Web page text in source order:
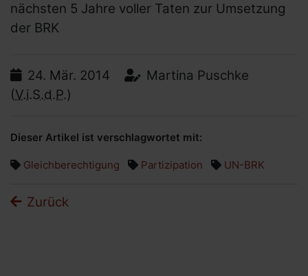
nächsten 5 Jahre voller Taten zur Umsetzung
der BRK
Datum:
24. Mär. 2014 Autor:
Martina Puschke
(V.i.S.d.P.)
Dieser Artikel ist verschlagwortet mit:
Gleichberechtigung Partizipation UN-BRK
Zurück